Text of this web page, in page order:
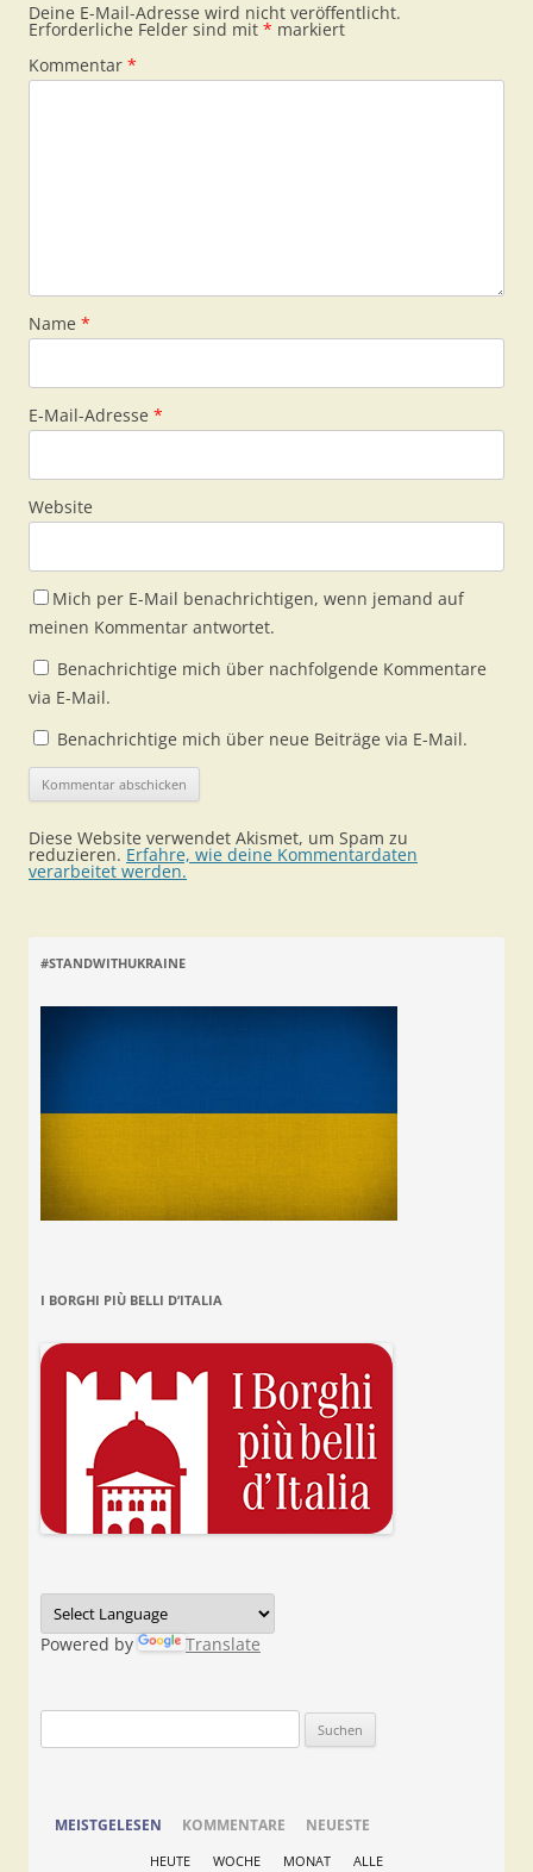
Deine E-Mail-Adresse wird nicht veröffentlicht.
Erforderliche Felder sind mit * markiert
Kommentar *
Name *
E-Mail-Adresse *
Website
Mich per E-Mail benachrichtigen, wenn jemand auf
meinen Kommentar antwortet.
Benachrichtige mich über nachfolgende Kommentare
via E-Mail.
Benachrichtige mich über neue Beiträge via E-Mail.
Diese Website verwendet Akismet, um Spam zu
reduzieren. Erfahre, wie deine Kommentardaten
verarbeitet werden.
#STANDWITHUKRAINE
I BORGHI PIÙ BELLI D’ITALIA
Powered by Translate
nach:
MEISTGELESEN KOMMENTARE NEUESTE
HEUTE WOCHE MONAT ALLE